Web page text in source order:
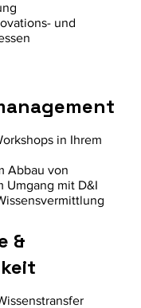
und
in Ihrem
Abbau von
Umgang mit D&I
&